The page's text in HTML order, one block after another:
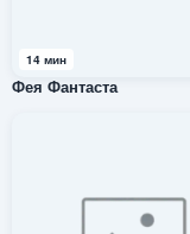
14 мин
Фея Фантаста